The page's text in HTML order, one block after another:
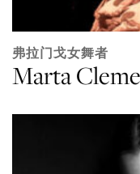
弗拉门戈女舞者
Marta